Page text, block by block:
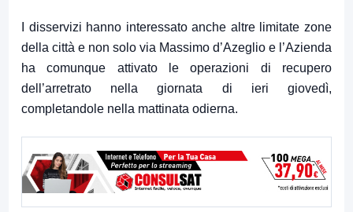
I disservizi hanno interessato anche altre limitate zone
della città e non solo via Massimo d’Azeglio e l’Azienda
ha comunque attivato le operazioni di recupero
dell’arretrato nella giornata di ieri giovedì,
completandole nella mattinata odierna.